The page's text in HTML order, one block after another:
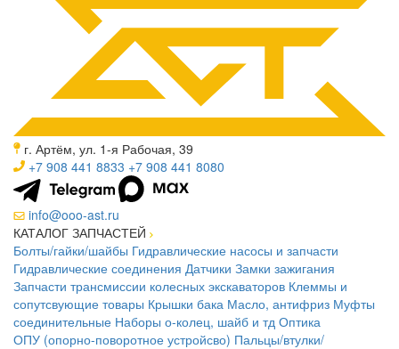
г. Артём, ул. 1-я Рабочая, 39
+7 908 441 8833 +7 908 441 8080
info@ooo-ast.ru
КАТАЛОГ ЗАПЧАСТЕЙ
Болты/гайки/шайбы Гидравлические насосы и запчасти
Гидравлические соединения Датчики Замки зажигания
Запчасти трансмиссии колесных экскаваторов Клеммы и
сопутсвующие товары Крышки бака Масло, антифриз Муфты
соединительные Наборы о-колец, шайб и тд Оптика
ОПУ (опорно-поворотное устройсво) Пальцы/втулки/